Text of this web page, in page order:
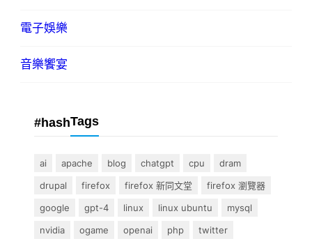
電子娛樂
音樂饗宴
#hashTags
ai apache blog chatgpt cpu
dram
drupal
firefox firefox 新同文堂
firefox 瀏覽器
google
gpt-4 linux linux ubuntu
mysql
nvidia
ogame openai php
twitter